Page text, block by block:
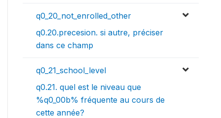
q0_20_not_enrolled_other
q0.20.precesion. si autre, préciser
dans ce champ
q0_21_school_level
q0.21. quel est le niveau que
%q0_00b% fréquente au cours de
cette année?